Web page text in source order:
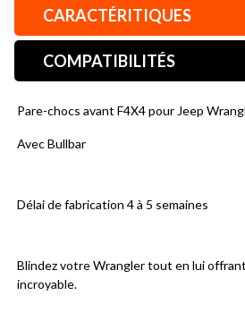
CARACTÉRITIQUES
COMPATIBILITÉS
Pare-chocs avant F4X4 pour Jeep
Avec Bullbar
Délai de fabrication 4 à 5 semaines
Blindez votre Wrangler tout en lui
incroyable.